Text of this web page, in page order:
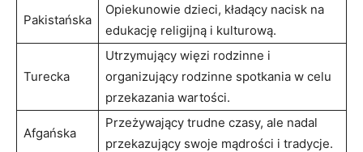
Pakistańska
Opiekunowie dzieci, kładący nacisk na
edukację religijną i kulturową.
Turecka
Utrzymujący więzi rodzinne i
organizujący rodzinne spotkania w celu
przekazania wartości.
Afgańska
Przeżywający trudne czasy, ale nadal
przekazujący swoje mądrości i tradycje.